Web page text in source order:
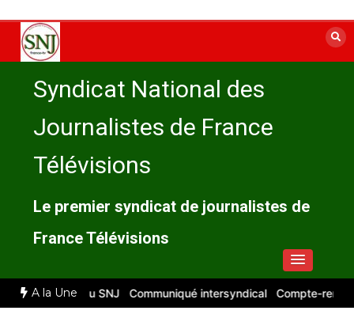
contenu
Syndicat National des
Journalistes de France
Télévisions
Le premier syndicat de journalistes de
France Télévisions
A la Une
rendu du SNJ Communiqué intersyndical Compte-rendu